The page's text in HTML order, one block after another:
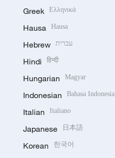
Greek Ελληνικά
Hausa Hausa
Hebrew עברית
Hindi हिन्दी
Hungarian Magyar
Indonesian Bahasa Indonesia
Italian Italiano
Japanese 日本語
Korean 한국어